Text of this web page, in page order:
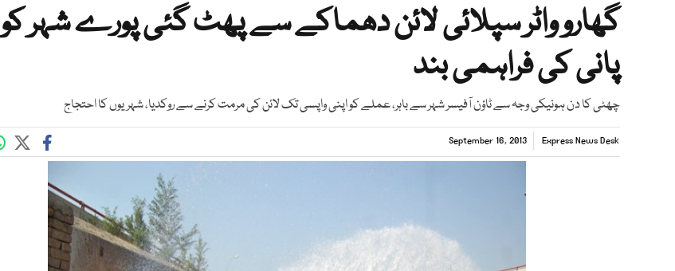
گھارو واٹر سپلائی لائن دھماکے سے پھٹ گئی پورے شہر کو
پانی کی فراہمی بند
چھٹی کا دن ہونیکی وجہ سے ٹاؤن آفیسر شہر سے باہر، عملے کو اپنی واپسی تک لائن کی مرمت کرنے سے روکدیا، شہریوں کا احتجاج
Express News Desk
September 16, 2013